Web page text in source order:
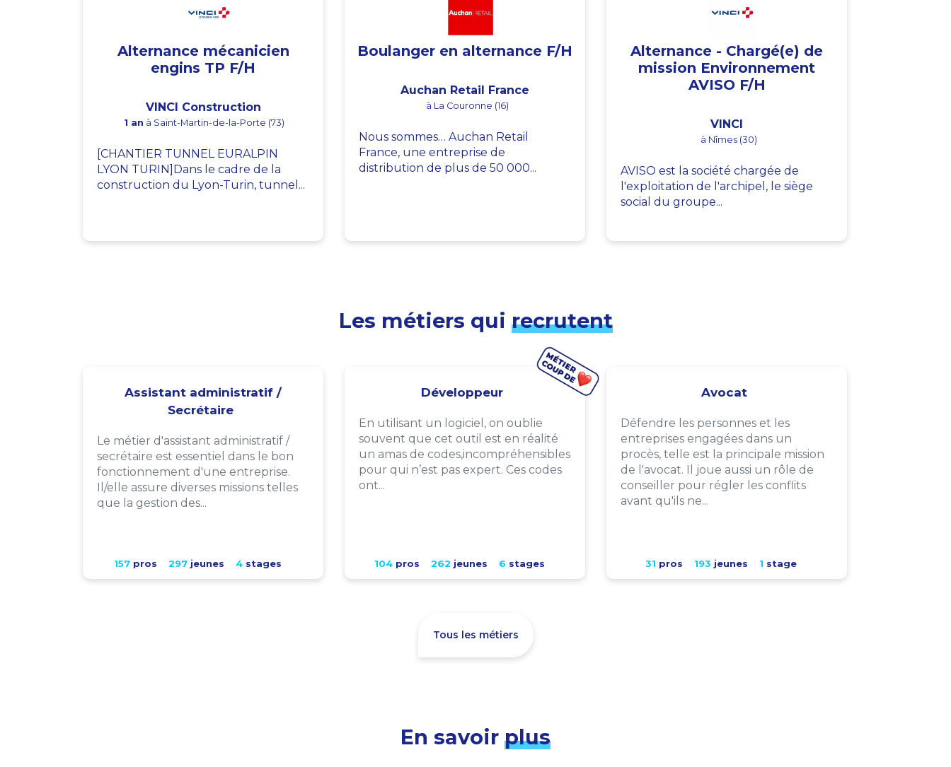
Alternance mécanicien
engins TP F/H
VINCI Construction
1 an à Saint-Martin-de-la-Porte (73)
[CHANTIER TUNNEL EURALPIN
LYON TURIN]Dans le cadre de la
construction du Lyon-Turin, tunnel...
Boulanger en alternance F/H
Auchan Retail France
à La Couronne (16)
Nous sommes… Auchan Retail
France, une entreprise de
distribution de plus de 50 000...
Alternance - Chargé(e) de
mission Environnement
AVISO F/H
VINCI
à Nîmes (30)
AVISO est la société chargée de
l'exploitation de l'archipel, le siège
social du groupe...
Les métiers qui recrutent
Assistant administratif /
Secrétaire
Le métier d'assistant administratif /
secrétaire est essentiel dans le bon
fonctionnement d'une entreprise.
Il/elle assure diverses missions telles
que la gestion des...
157pros 297jeunes 4stages
Développeur
En utilisant un logiciel, on oublie
souvent que cet outil est en réalité
un amas de codes,incompréhensibles
pour qui n’est pas expert. Ces codes
ont...
104pros 262 jeunes 6 stages
Avocat
Défendre les personnes et les
entreprises engagées dans un
procès, telle est la principale mission
de l'avocat. Il joue aussi un rôle de
conseiller pour régler les conflits
avant qu'ils ne...
31 pros 193 jeunes 1 stage
Tous les métiers
En savoir plus